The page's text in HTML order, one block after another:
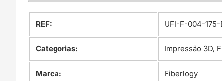
REF: UFI-F-004-
Categorias: Impressão 3D,
Marca: Fiberlogy